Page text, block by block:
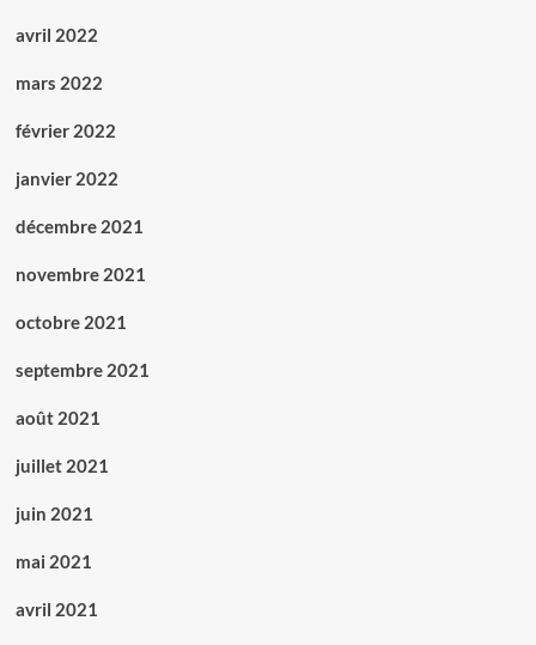
avril 2022
mars 2022
février 2022
janvier 2022
décembre 2021
novembre 2021
octobre 2021
septembre 2021
août 2021
juillet 2021
juin 2021
mai 2021
avril 2021